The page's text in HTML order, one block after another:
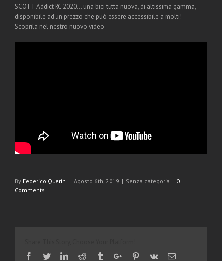
SCOTT Addict RC 2020… una bici tutta nuova, di altissima gamma,
disponibile ad un prezzo che può essere accessibile a molti!
Scoprila nel nostro nuovo video
By Federico Querin | Agosto 6th, 2019 | Senza categoria | 0
Comments
Facebook
TwitterLinkedinReddit TumblrGoogle+Pinterest
Vk Email